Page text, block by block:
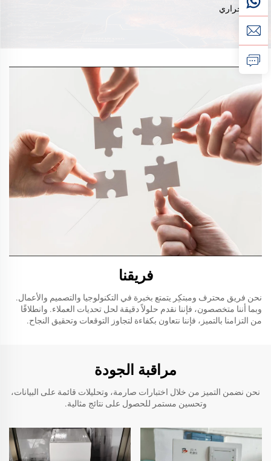
ورق حراري
فريقنا
نحن فريق محترف ومبتكِر يتمتع بخبرة في التكنولوجيا والتصميم والأعمال.
وبما أننا متخصصون، فإننا نقدم حلولاً دقيقة لحل تحديات العملاء. وانطلاقًا
من التزامنا بالتميز، فإننا نتعاون بكفاءة لتجاوز التوقعات وتحقيق النجاح.
مراقبة الجودة
نحن نضمن التميز من خلال اختبارات صارمة، وتحليلات قائمة على البيانات،
وتحسين مستمر للحصول على نتائج مثالية.